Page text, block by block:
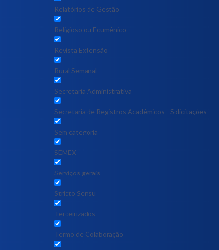
Relatórios de Gestão
Religioso ou Ecumênico
Revista Extensão
Rural Semanal
Secretaria Administrativa
Secretaria de Registros Acadêmicos - Solicitações
Sem categoria
SEMEX
Serviços gerais
Stricto Sensu
Terceirizados
Termo de Colaboração